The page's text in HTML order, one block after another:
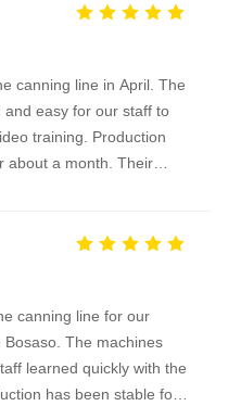
support responds the
we contact them. Very
and the service.
canning line in April. The
and easy for our staff to
training. Production
about a month. Their
canning line for our
The machines
learned quickly with the
has been stable for